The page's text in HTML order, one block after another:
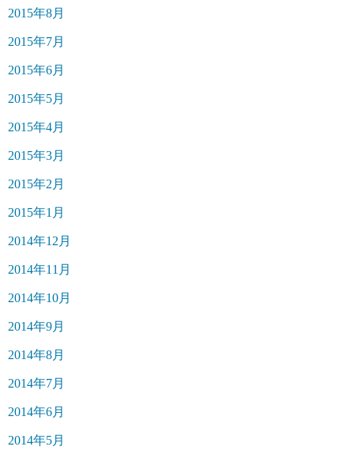
2015年8月
2015年7月
2015年6月
2015年5月
2015年4月
2015年3月
2015年2月
2015年1月
2014年12月
2014年11月
2014年10月
2014年9月
2014年8月
2014年7月
2014年6月
2014年5月